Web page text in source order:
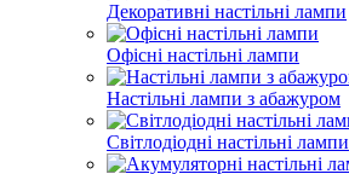
Декоративні настільні лампи
Офісні настільні лампи
Настільні лампи з абажуром
Світлодіодні настільні лампи